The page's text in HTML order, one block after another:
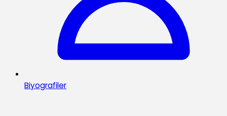
Biyografiler